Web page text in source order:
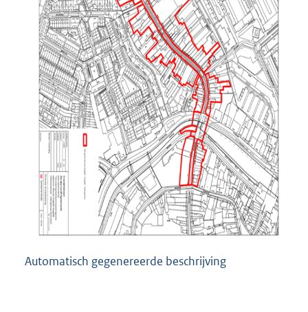
Automatisch gegenereerde beschrijving